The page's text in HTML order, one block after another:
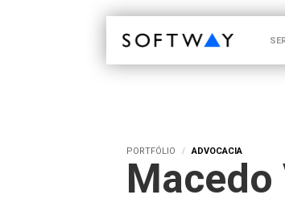
PORTFÓLIO ADVOCACIA